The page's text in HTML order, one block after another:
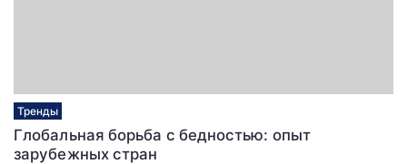
Тренды
Глобальная борьба с бедностью: опыт
зарубежных стран